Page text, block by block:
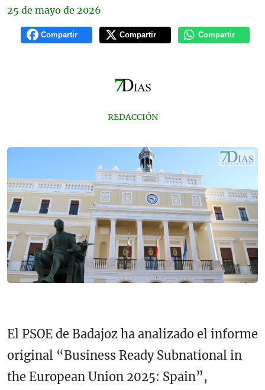
25 de mayo de 2026
Compartir Compartir Compartir
REDACCIÓN
El PSOE de Badajoz ha analizado el informe
original “Business Ready Subnational in
the European Union 2025: Spain”,